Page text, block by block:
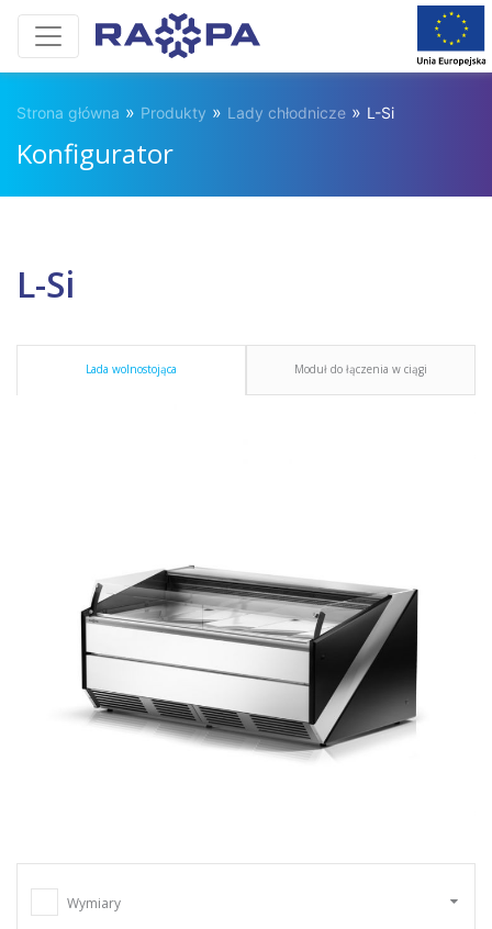
Strona główna » Produkty » Lady chłodnicze » L-Si
Konfigurator
L-Si
Lada wolnostojąca Moduł do łączenia w ciągi
Wymiary